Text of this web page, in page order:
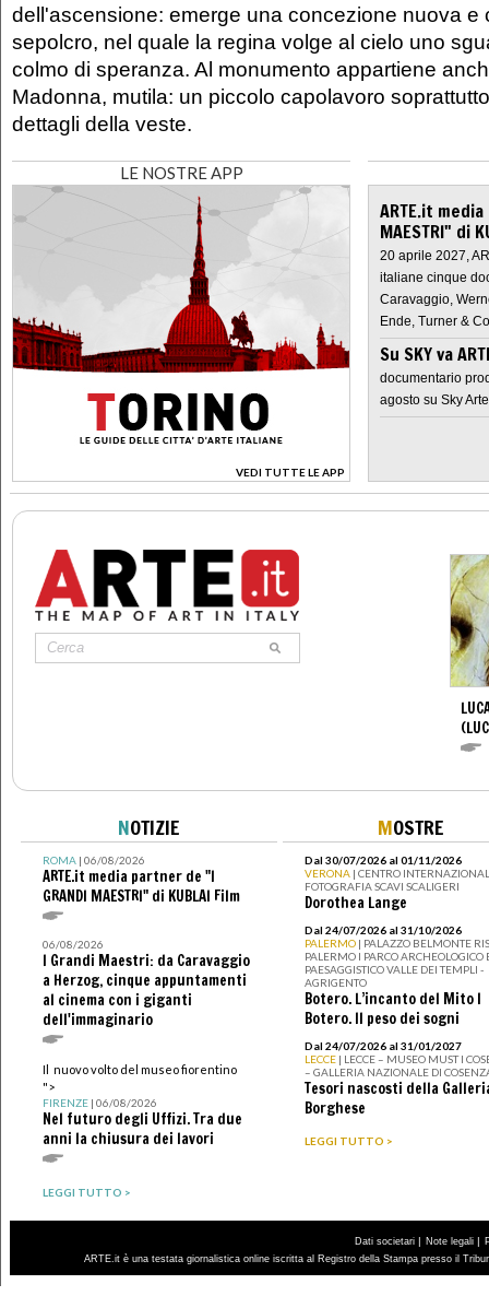
dell'ascensione: emerge una concezione nuova e
sepolcro, nel quale la regina volge al cielo uno
colmo di speranza. Al monumento appartiene
Madonna, mutila: un piccolo capolavoro
dettagli della veste.
LE NOSTRE APP
VEDI TUTTE LE APP
>
ARTE.it
MAESTRI" di
20 aprile 2027,
italiane cinque
Caravaggio,
Ende, Turner &
Su SKY va
documentario
agosto su Sky Arte
NOTIZIE
ROMA| 06/08/2026
ARTE.it media partner de "I
GRANDI MAESTRI" di KUBLAI Film
06/08/2026
I Grandi Maestri: da Caravaggio
a Herzog, cinque appuntamenti
al cinema con i giganti
dell'immaginario
Il nuovo volto del museo fiorentino
">
FIRENZE| 06/08/2026
Nel futuro degli Uffizi. Tra due
anni la chiusura dei lavori
LEGGI TUTTO >
MOSTRE
Dal 30/07/2026 al 01/11/2026
VERONA | CENTRO
FOTOGRAFIA SCAVI SCALIGERI
Dorothea Lange
Dal 24/07/2026 al 31/10/2026
PALERMO | PALAZZO BELMONTE
PALERMO I PARCO ARCHEOLOGICO
PAESAGGISTICO VALLE DEI TEMPLI -
AGRIGENTO
Botero. L’incanto del Mito I
Botero. Il peso dei sogni
Dal 24/07/2026 al 31/01/2027
LECCE | LECCE – MUSEO MUST I
– GALLERIA NAZIONALE DI
Tesori nascosti della
Borghese
LEGGI TUTTO >
Dati societari | Note legali |
ARTE.it è una testata giornalistica online iscritta al Registro della Stampa presso il